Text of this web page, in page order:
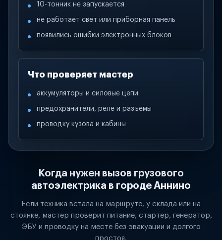
10-тонник не запускается
не работает свет или приборная панель
появились ошибки электронных блоков
Что проверяет мастер
аккумуляторы и силовые цепи
предохранители, реле и разъемы
проводку кузова и кабины
Когда нужен вызов грузового
автоэлектрика в городе Аннино
Если техника встала на маршруте, у склада или на
стоянке, мастер проверит питание, стартер, генератор,
ЭБУ и проводку на месте без эвакуации и долгого
простоя.